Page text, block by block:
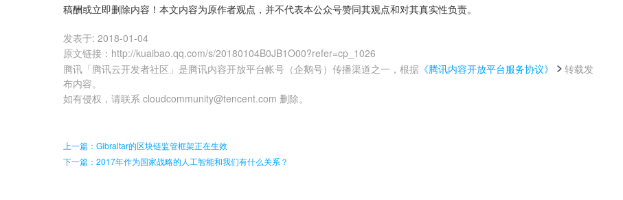
稿酬或立即删除内容！本文内容为原作者观点，并不代表本公众号赞同其观点和对其真实性负责。
发表于: 2018-01-04
原文链接 ： http://kuaibao.qq.com/s/20180104B0JB1O00?refer=cp_1026
腾讯「腾讯云开发者社区」是腾讯内容开放平台帐号（企鹅号）传播渠道之一，根据 《腾讯内容开放平台服务协议》
转载发
布内容。
如有侵权，请联系 cloudcommunity@tencent.com 删除。
上一篇：Gibraltar的区块链监管框架正在生效
下一篇：2017年作为国家战略的人工智能和我们有什么关系？